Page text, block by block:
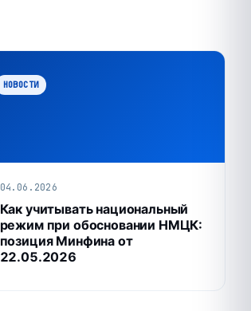
НОВОСТИ
04.06.2026
Как учитывать национальный
режим при обосновании НМЦК:
позиция Минфина от
22.05.2026